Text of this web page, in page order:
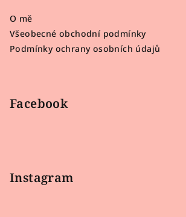
O mě
Všeobecné obchodní podmínky
Podmínky ochrany osobních údajů
Facebook
Instagram